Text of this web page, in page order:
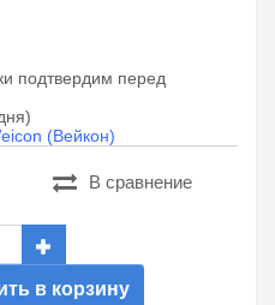
подтвердим перед
(Вейкон)
В сравнение
в корзину